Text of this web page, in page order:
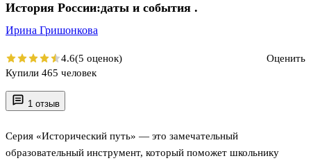
1 отзыв
Серия «Исторический путь» — это замечательный
образовательный инструмент, который поможет школьнику
История России:даты и события .
Ирина Гришонкова
4.6(5 оценок)
Оценить
Купили 465 человек